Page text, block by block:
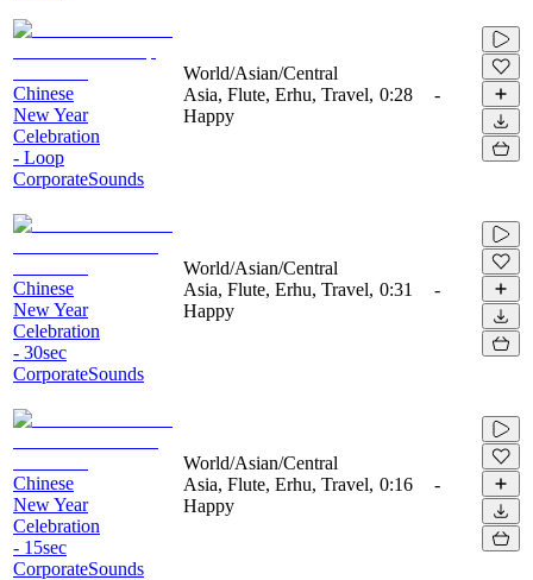
Chinese
New Year
Celebration
- Loop
CorporateSounds
World/Asian/Central
Asia, Flute, Erhu, Travel,
Happy
0:28 -
Chinese
New Year
Celebration
- 30sec
CorporateSounds
World/Asian/Central
Asia, Flute, Erhu, Travel,
Happy
0:31 -
Chinese
New Year
Celebration
- 15sec
CorporateSounds
World/Asian/Central
Asia, Flute, Erhu, Travel,
Happy
0:16 -